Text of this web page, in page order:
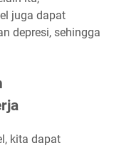
juga dapat
depresi, sehingga
kita dapat